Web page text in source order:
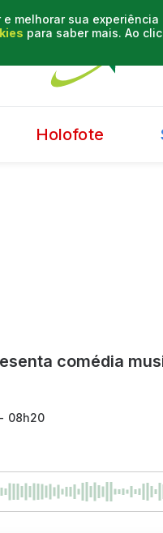
melhorar sua
para saber mais. Ao
Holofote
comédia
08h20